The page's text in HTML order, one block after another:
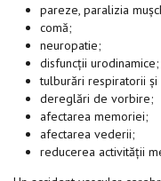
pareze, paralizia
comă;
neuropatie;
disfuncții urodinamice;
tulburări respiratorii și
dereglări de vorbire;
afectarea memoriei;
afectarea vederii;
reducerea activității